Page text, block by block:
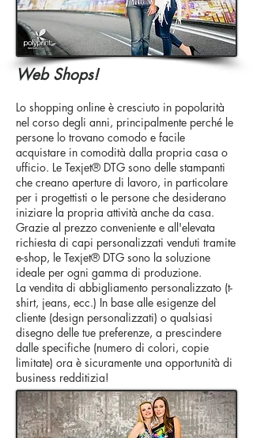
Web Shops!
Lo shopping online è cresciuto in popolarità
nel corso degli anni, principalmente perché le
persone lo trovano comodo e facile
acquistare in comodità dalla propria casa o
ufficio. Le Texjet® DTG sono delle stampanti
che creano aperture di lavoro, in particolare
per i progettisti o le persone che desiderano
iniziare la propria attività anche da casa.
Grazie al prezzo conveniente e all'elevata
richiesta di capi personalizzati venduti tramite
e-shop, le Texjet® DTG sono la soluzione
ideale per ogni gamma di produzione.
La vendita di abbigliamento personalizzato (t-
shirt, jeans, ecc.) In base alle esigenze del
cliente (design personalizzati) o qualsiasi
disegno delle tue preferenze, a prescindere
dalle specifiche (numero di colori, copie
limitate) ora è sicuramente una opportunità di
business redditizia!